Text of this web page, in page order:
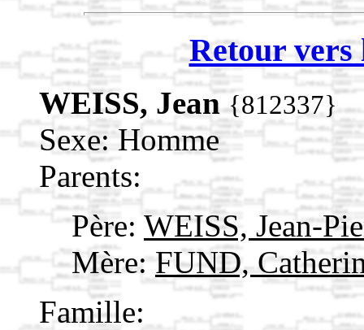
Retour vers
WEISS, Jean{812337}
Sexe: Homme
Parents:
Père: WEISS, Jean-
Mère: FUND,
Famille: